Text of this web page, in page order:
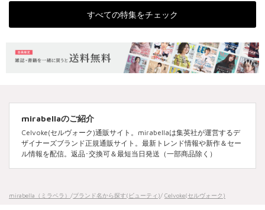
すべての特集をチェック
mirabellaのご紹介
Celvoke(セルヴォーク)通販サイト。mirabellaは集英社が運営するデ
ザイナーズブランド正規通販サイト。最新トレンド情報や新作＆セー
ル情報を配信。返品･交換可＆最短当日発送（一部商品除く）
mirabella（ミラベラ） /ブランド名から探す(ビューティ)/ Celvoke(セルヴォーク)